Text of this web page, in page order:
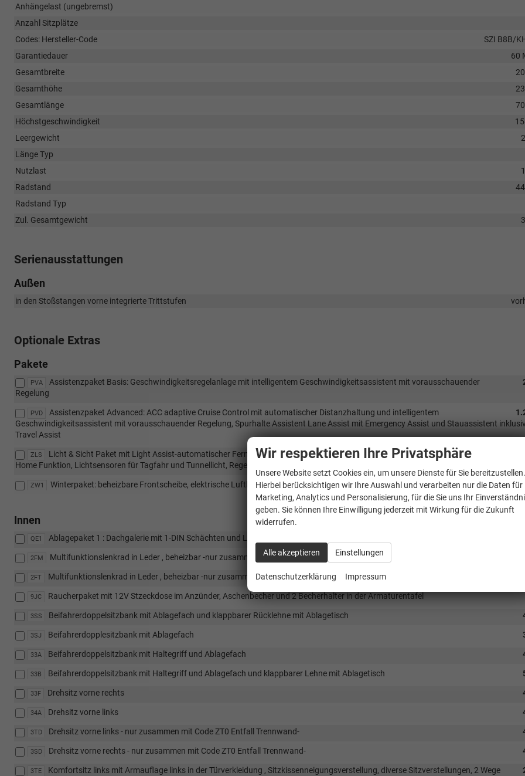
Anhängelast (ungebremst)
Anzahl Sitzplätze
Codes: Hersteller-Code
SZI B8B/
Garantiedauer
60
Gesamtbreite
Gesamthöhe
Gesamtlänge
Höchstgeschwindigkeit
Leergewicht
Länge Typ
Nutzlast
Radstand
Radstand Typ
Zul. Gesamtgewicht
Serienausstattungen
Außen
in den Stoßstangen vorne integrierte Trittstufen
Optionale Extras
Pakete
PVA
Assistenzpaket Basis: Geschwindigkeitsregelanlage mit intelligentem Geschwindigkeitsassistent mit vorausschauender
Regelung
PVD
Assistenzpaket Advanced: ACC adaptive Cruise Control mit automatischer Distanzhaltung und intelligentem
Geschwindigkeitsassistent mit vorausschauender Regelung, Spurhalte Assistent Lane Assist mit Emergency Assist und Stauassistent
Travel Assist
ZLS
Licht & Sicht Paket mit Light Assist-automatischer Fernlichtregulirung, manueller Coming Home und automatischer Leaving
Home Funktion, Lichtsensoren für Tagfahr und Tunnellicht, Regensensoren
ZW1 Winterpaket: beheizbare Frontscheibe, elektrische Luftheizung als Zusatzheizung, Scheinwerferreinigungsanlage-
Innen
QE1 Ablagepaket 1 : Dachgalerie mit 1-DIN Schächten und Leseleuchte -nur für Fahrzeuge mit 2. Verdampfer-
2FM Multifunktionslenkrad in Leder , beheizbar -nur zusammen mit einem Assistenzpaket und nur für Handschalter
2FT Multifunktionslenkrad in Leder , beheizbar -nur zusammen mit einem Assistenzpaket und nur für 8-gang Automatik
9JC Raucherpaket mit 12V Stzeckdose im Anzünder, Aschenbecher und 2 Becherhalter in der Armaturentafel
3SS Beifahrerdoppelsitzbank mit Ablagefach und klappbarer Rücklehne mit Ablagetisch
3SJ Beifahrerdopplesitzbank mit Ablagefach
33A Beifahrerdoppelsitzbank mit Haltegriff und Ablagefach
33B Beifahrerdoppelsitzbank mit Haltegriff und Ablagefach und klappbarer Lehne mit Ablagetisch
33F Drehsitz vorne rechts
34A Drehsitz vorne links
3TD Drehsitz vorne links - nur zusammen mit Code ZT0 Entfall Trennwand-
3SD Drehsitz vorne rechts - nur zusammen mit Code ZT0 Entfall Trennwand-
3TE
Komfortsitz links mit Armauflage links in der Türverkleidung , Sitzkissenneigungsverstellung, diverse Sitzverstellungen, 2 Wege
Wir respektieren Ihre Privatsphäre
Unsere Website setzt Cookies ein, um unsere Dienste für Sie bereitzustellen.
Hierbei berücksichtigen wir Ihre Auswahl und verarbeiten nur die Daten für
Marketing, Analytics und Personalisierung, für die Sie uns Ihr
geben. Sie können Ihre Einwilligung jederzeit mit Wirkung für die Zukunft
widerrufen.
Alle akzeptieren Einstellungen
Datenschutzerklärung Impressum